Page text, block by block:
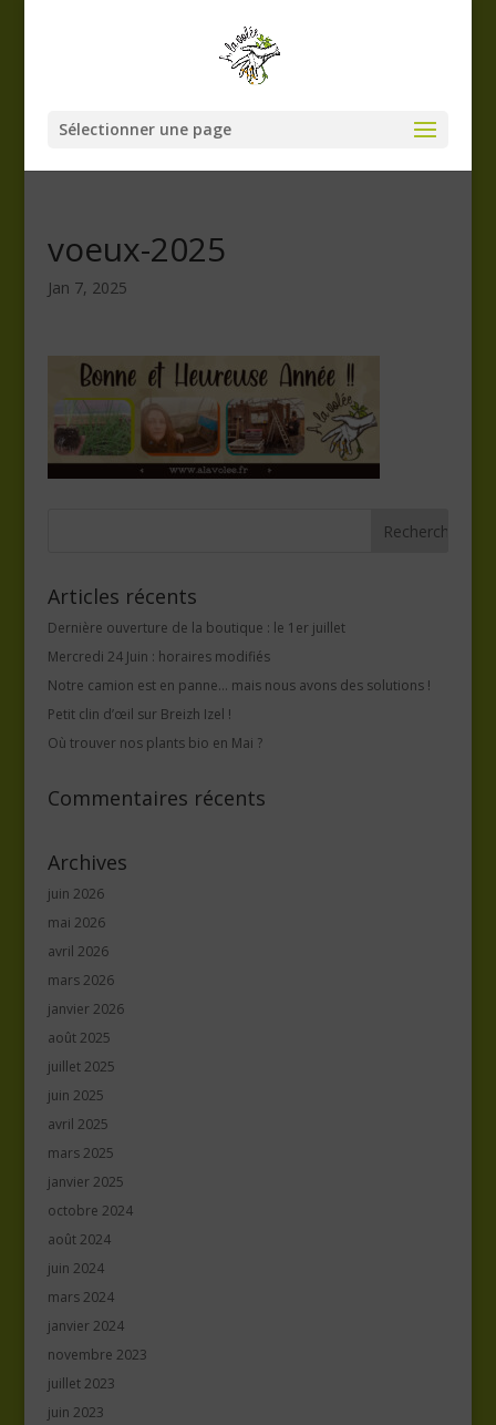
Sélectionner une page
voeux-2025
Jan 7, 2025
Articles récents
Dernière ouverture de la boutique : le 1er juillet
Mercredi 24 Juin : horaires modifiés
Notre camion est en panne… mais nous avons des solutions !
Petit clin d’œil sur Breizh Izel !
Où trouver nos plants bio en Mai ?
Commentaires récents
Archives
juin 2026
mai 2026
avril 2026
mars 2026
janvier 2026
août 2025
juillet 2025
juin 2025
avril 2025
mars 2025
janvier 2025
octobre 2024
août 2024
juin 2024
mars 2024
janvier 2024
novembre 2023
juillet 2023
juin 2023